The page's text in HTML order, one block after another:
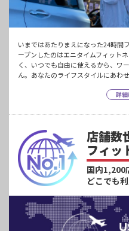
いまではあたりまえになった24時間
ープンしたのはエニタイムフィット
く、いつでも自由に使えるから、ワ
ん。あなたのライフスタイルにあわ
詳
店舗数
フィッ
国内1,200
どこでも